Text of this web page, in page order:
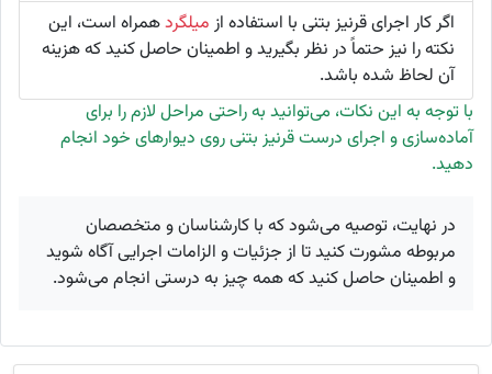
اگر کار اجرای قرنیز بتنی با استفاده از میلگردهمراه است، این
نکته را نیز حتماً در نظر بگیرید و اطمینان حاصل کنید که هزینه
آن لحاظ شده باشد.
با توجه به این نکات، می‌توانید به راحتی مراحل لازم را برای
آماده‌سازی و اجرای درست قرنیز بتنی روی دیوارهای خود انجام
دهید.
در نهایت، توصیه می‌شود که با کارشناسان و متخصصان
مربوطه مشورت کنید تا از جزئیات و الزامات اجرایی آگاه شوید
و اطمینان حاصل کنید که همه چیز به درستی انجام می‌شود.